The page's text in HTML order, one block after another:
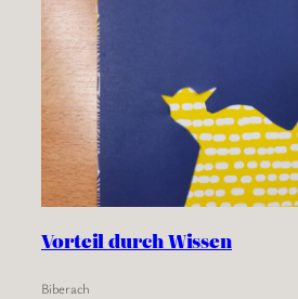
Vorteil durch Wissen
Biberach